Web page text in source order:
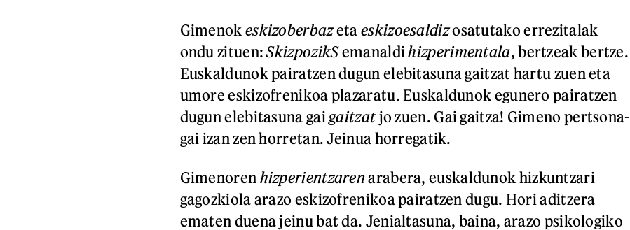
Gimenok eskizoberbazetaeskizoesaldizosatutako errezitalak
ondu zituen:SkizpozikSemanaldihizperimentala, bertzeak bertze.
Euskaldunok pairatzen dugun elebitasuna gaitzat hartu zuen eta
umore eskizofrenikoa plazaratu. Euskaldunok egunero pairatzen
dugun elebitasuna gaigaitzatjo zuen. Gai gaitza! Gimeno pertsona-
gai izan zen horretan. Jeinua horregatik.
Gimenoren hizperientzarenarabera, euskaldunok hizkuntzari
gagozkiola arazo eskizofrenikoa pairatzen dugu. Hori aditzera
ematen duena jeinu bat da. Jenialtasuna, baina, arazo psikologiko